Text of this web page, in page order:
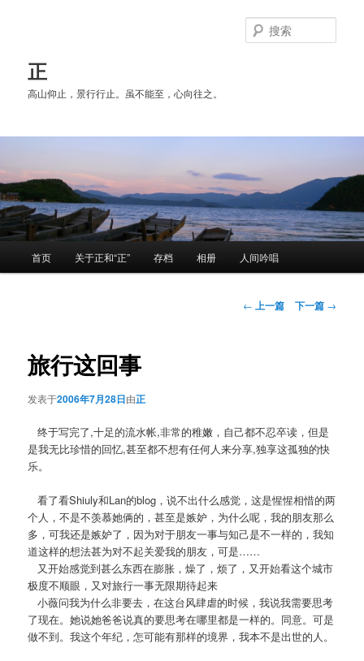
正
高山仰止，景行行止。虽不能至，心向往之。
索
首页 关于正和“正” 存档 相册 人间吟唱
文
← 上一篇 下一篇 →
旅行这回事
发表于2006年7月28日由正
终于写完了,十足的流水帐,非常的稚嫩，自己都不忍卒读，但是
是我无比珍惜的回忆,甚至都不想有任何人来分享,独享这孤独的快
乐。
看了看Shiuly和Lan的blog，说不出什么感觉，这是惺惺相惜的两
个人，不是不羡慕她俩的，甚至是嫉妒，为什么呢，我的朋友那么
多，可我还是嫉妒了，因为对于朋友一事与知己是不一样的，我知
道这样的想法甚为对不起关爱我的朋友，可是……
又开始感觉到甚么东西在膨胀，燥了，烦了，又开始看这个城市
极度不顺眼，又对旅行一事无限期待起来
小薇问我为什么非要去，在这台风肆虐的时候，我说我需要思考
了现在。她说她爸爸说真的要思考在哪里都是一样的。同意。可是
做不到。我这个年纪，怎可能有那样的境界，我本不是出世的人。